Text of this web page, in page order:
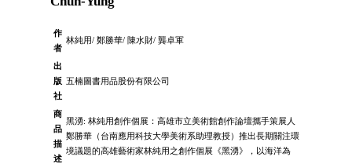
作
者
林純用/ 鄭勝華/ 陳水財/ 龔卓軍
出
版
社
五楠圖書用品股份有限公司
商
品
描
述
黑湧: 林純用創作個展：高雄市立美術館創作論壇攜手策展人
鄭勝華（台南應用科技大學美術系助理教授）推出長期關注環
境議題的高雄藝術家林純用之創作個展《黑湧》，以海洋為